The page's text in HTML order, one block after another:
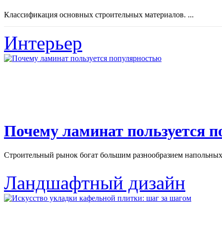
Классификация основных строительных материалов. ...
Интерьер
Почему ламинат пользуется
Строительный рынок богат большим разнообразием
Ландшафтный дизайн